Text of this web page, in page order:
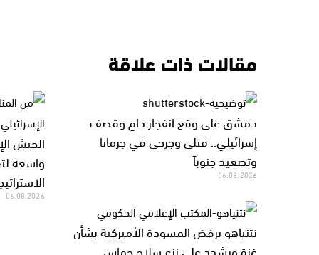
مقالات ذات علاقة
دمشق على وقع انفجار دامٍ وقصف
إسرائيلي.. قتلى وجرحى في جرمانا
وتصعيد جنوباً
06.08.2026
الجيش
واسعة
06.08.2026
نتنياهو يرفض المسودة الأميركية بشأن